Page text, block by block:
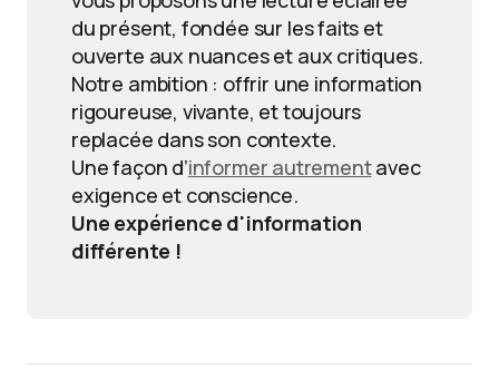
du présent, fondée sur les faits et
ouverte aux nuances et aux critiques.
Notre ambition : offrir une information
rigoureuse, vivante, et toujours
replacée dans son contexte.
Une façon d’informer autrementavec
exigence et conscience.
Une expérience d'information
différente !